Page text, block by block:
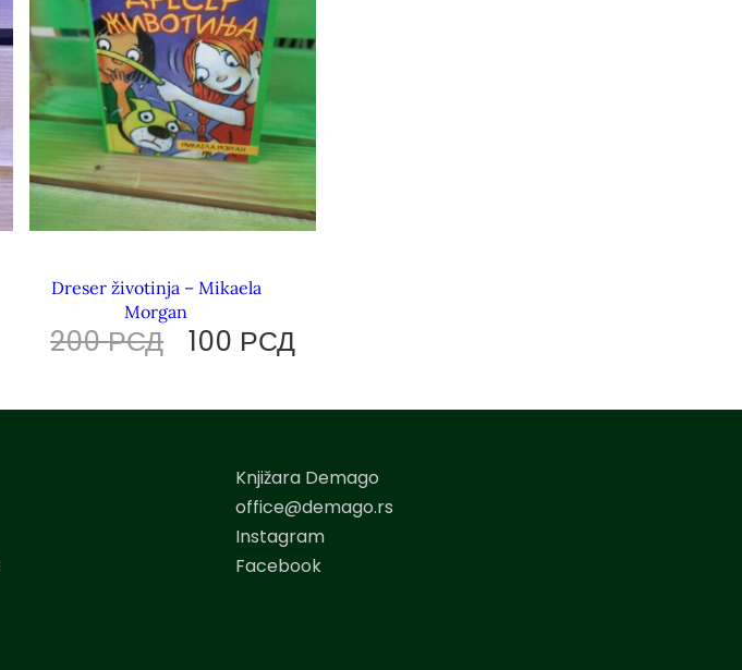
Dreser životinja – Mikaela
Morgan
200РСД 100 РСД
Knjižara Demago
office@demago.rs
Instagram
Facebook